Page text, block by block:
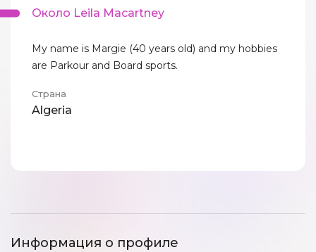
Около Leila Macartney
My name is Margie (40 years old) and my hobbies
are Parkour and Board sports.
Страна
Algeria
Информация о профиле